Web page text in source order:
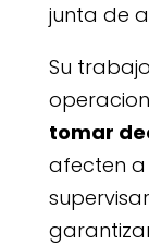
junta de
Su
tomar
afecten